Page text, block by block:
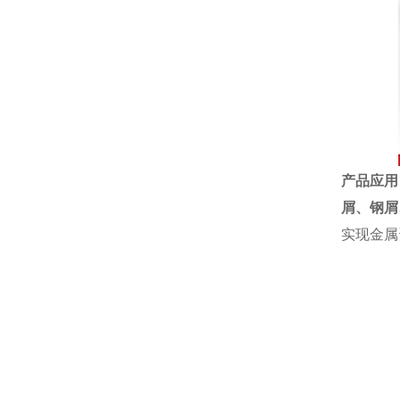
产品应
屑、 钢屑
实现金